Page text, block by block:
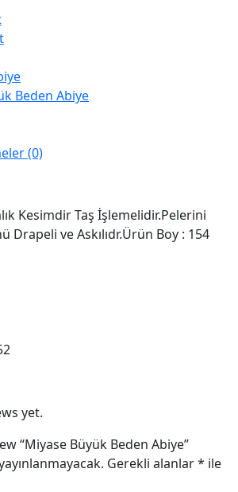
Beden Abiye
(0)
Kesimdir Taş İşlemelidir.Pelerini
Drapeli ve Askılıdr.Ürün Boy : 154
yet.
“Miyase Büyük Beden Abiye”
Gerekli alanlar* ile